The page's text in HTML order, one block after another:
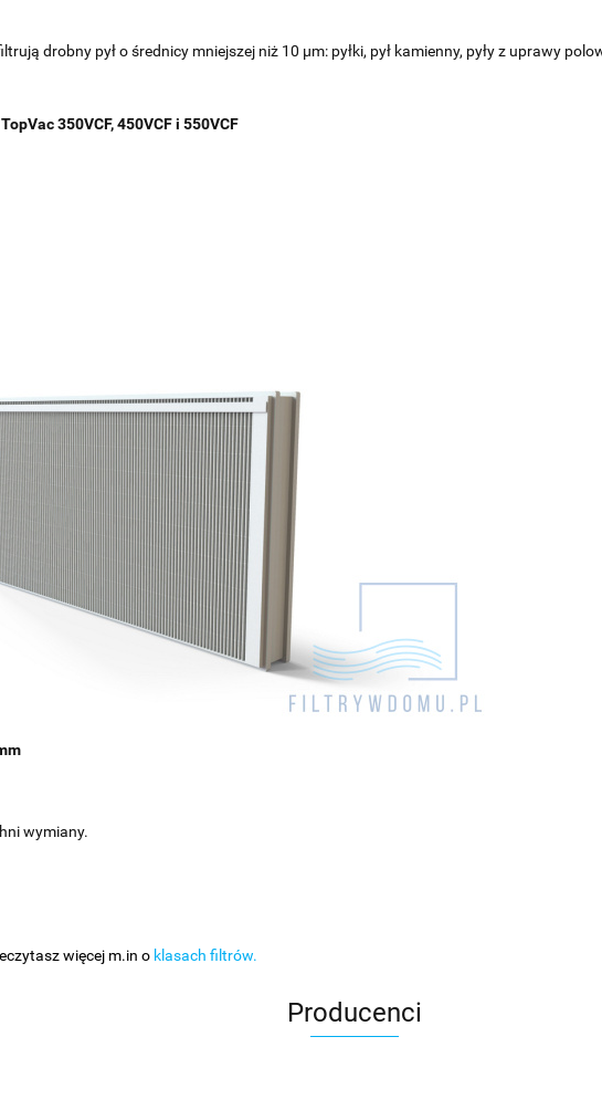
drobny pył o średnicy mniejszej niż 10 μm: pyłki, pył kamienny, pyły z uprawy
350VCF, 450VCF i 550VCF
wymiany.
więcej m.in o klasach filtrów.
Producenci